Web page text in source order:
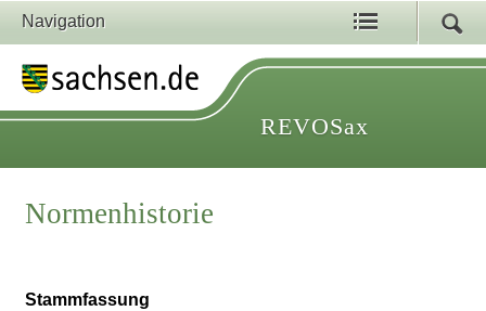
Navigation
REVOSax
Normenhistorie
Stammfassung